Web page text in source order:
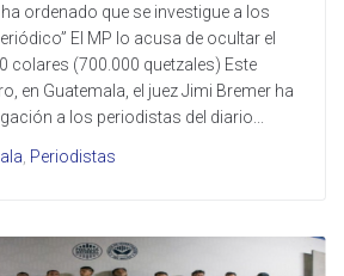
ordenado que se investigue a los
El MP lo acusa de ocultar el
colares (700.000 quetzales) Este
en Guatemala, el juez Jimi Bremer ha
a los periodistas del diario...
Periodistas